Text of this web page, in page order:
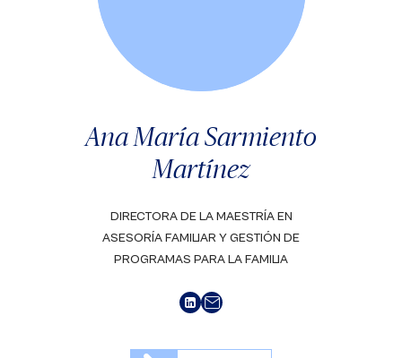
Ana María Sarmiento
Martínez
DIRECTORA DE LA MAESTRÍA EN
ASESORÍA FAMILIAR Y GESTIÓN DE
PROGRAMAS PARA LA FAMILIA